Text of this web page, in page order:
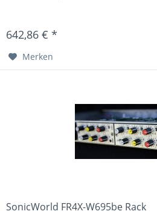
642,86 € *
Merken
SonicWorld FR4X-W695be Rack